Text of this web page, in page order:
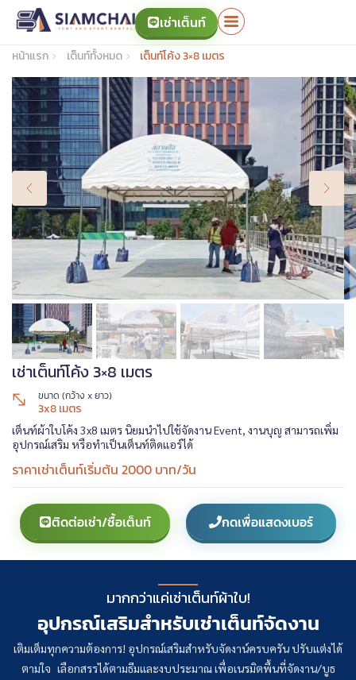
เช่าเต็นท์
หน้าแรก เต็นท์ทั้งหมด เต็นท์โค้ง 3×8 เมตร
เช่าเต็นท์โค้ง 3×8 เมตร
ขนาด (กว้าง x ยาว)
3x8 เมตร
เต็นท์ผ้าใบโค้ง 3x8 เมตร นิยมนำไปใช้จัดงาน Event, งานบุญ สามารถเพิ่ม
อุปกรณ์เสริม หรือทำเป็นเต็นท์ติดแอร์ได้
ราคาเช่าเต็นท์เริ่มต้น 2000 บาท/วัน
ติดต่อเช่า/ซื้อเต็นท์ กดเพื่อแสดงเบอร์
มากกว่าแค่เช่าเต็นท์ผ้าใบ!
อุปกรณ์เสริมสำหรับเช่าเต็นท์จัดงาน
เติมเต็มทุกความต้องการ! อุปกรณ์เสริมสำหรับจัดงาน์ครบครัน ปรับแต่งได้
ตามใจ เลือกสรรได้ตามธีมและงบประมาณ เพื่อเนรมิตพื้นที่จัดงาน/บูธ